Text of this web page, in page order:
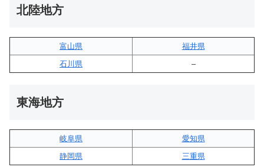
北陸地方
富山県
福井県
石川県
–
東海地方
岐阜県
愛知県
静岡県
三重県